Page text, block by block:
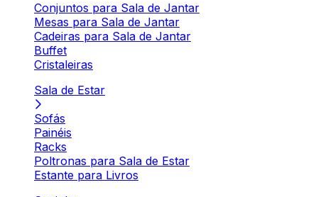
Conjuntos para Sala de Jantar
Mesas para Sala de Jantar
Cadeiras para Sala de Jantar
Buffet
Cristaleiras
Sala de Estar
Sofás
Painéis
Racks
Poltronas para Sala de Estar
Estante para Livros